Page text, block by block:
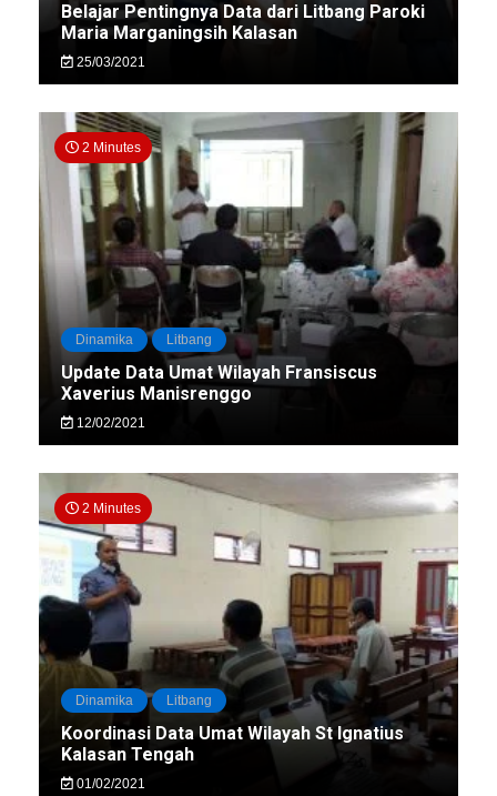
Belajar Pentingnya Data dari Litbang Paroki
Maria Marganingsih Kalasan
25/03/2021
2 Minutes
Dinamika Litbang
Update Data Umat Wilayah Fransiscus
Xaverius Manisrenggo
12/02/2021
2 Minutes
Dinamika Litbang
Koordinasi Data Umat Wilayah St Ignatius
Kalasan Tengah
01/02/2021